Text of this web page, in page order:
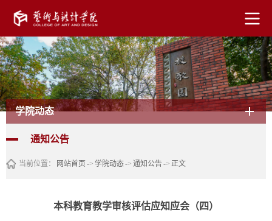
学院动态
通知公告
当前位置： 网站首页 -> 学院动态-> 通知公告-> 正文
本科教育教学审核评估应知应会（四）